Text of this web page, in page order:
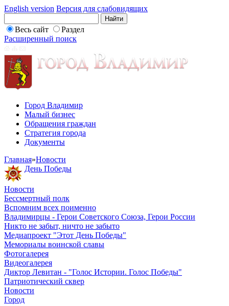
English version Версия для слабовидящих
Весь сайт
Раздел
Расширенный поиск
Город Владимир
Малый бизнес
Обращения граждан
Стратегия города
Документы
Главная»Новости
День Победы
Новости
Бессмертный полк
Вспомним всех поименно
Владимирцы - Герои Советского Союза, Герои России
Никто не забыт, ничто не забыто
Медиапроект "Этот День Победы"
Мемориалы воинской славы
Фотогалерея
Видеогалерея
Диктор Левитан - "Голос Истории. Голос Победы"
Патриотический сквер
Новости
Город